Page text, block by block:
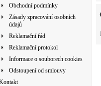
Obchodní podmínky
Zásady zpracování osobních
údajů
Reklamační řád
Reklamační protokol
Informace o souborech cookies
Odstoupení od smlouvy